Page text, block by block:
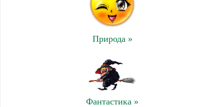
Природа »
Фантастика »